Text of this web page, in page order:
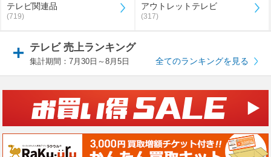
テレビ関連品
(719)
アウトレットテレビ
(317)
テレビ 売上ランキング
集計期間：7月30日～8月5日 全てのランキングを見る